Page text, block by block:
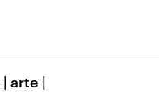
| arte |